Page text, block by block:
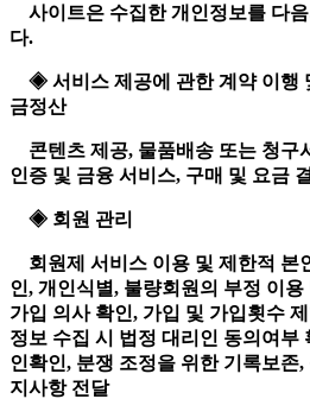
사이트은 수집한 개인정보를 다
다.
◈ 서비스 제공에 관한 계약 이행
금정산
콘텐츠 제공, 물품배송 또는 청구
인증 및 금융 서비스, 구매 및 요금
◈ 회원 관리
회원제 서비스 이용 및 제한적 본
인, 개인식별, 불량회원의 부정 이
가입 의사 확인, 가입 및 가입횟수
정보 수집 시 법정 대리인 동의여부
인확인, 분쟁 조정을 위한 기록보존
지사항 전달